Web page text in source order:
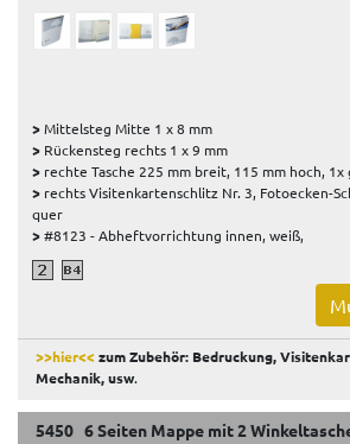
>Mittelsteg Mitte 1 x 8 mm
> Rückensteg rechts 1 x 9 mm
> rechte Tasche 225 mm breit, 115 mm hoch,
> rechts Visitenkartenschlitz Nr. 3, Fotoecken-
quer
>#8123 - Abheftvorrichtung innen, weiß,
>>hier<<zum Zubehör: Bedruckung,
Mechanik, usw.
5450 6 Seiten Mappe mit 2